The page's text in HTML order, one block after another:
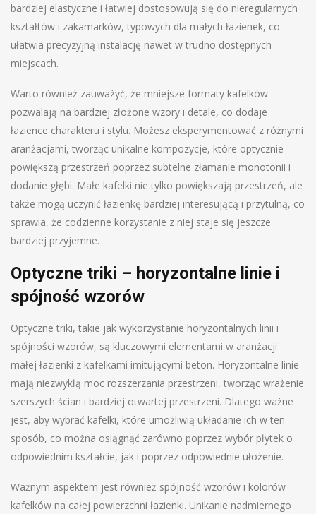
bardziej elastyczne i łatwiej dostosowują się do nieregularnych
kształtów i zakamarków, typowych dla małych łazienek, co
ułatwia precyzyjną instalację nawet w trudno dostępnych
miejscach.
Warto również zauważyć, że mniejsze formaty kafelków
pozwalają na bardziej złożone wzory i detale, co dodaje
łazience charakteru i stylu. Możesz eksperymentować z różnymi
aranżacjami, tworząc unikalne kompozycje, które optycznie
powiększą przestrzeń poprzez subtelne złamanie monotonii i
dodanie głębi. Małe kafelki nie tylko powiększają przestrzeń, ale
także mogą uczynić łazienkę bardziej interesującą i przytulną, co
sprawia, że codzienne korzystanie z niej staje się jeszcze
bardziej przyjemne.
Optyczne triki – horyzontalne linie i
spójność wzorów
Optyczne triki, takie jak wykorzystanie horyzontalnych linii i
spójności wzorów, są kluczowymi elementami w aranżacji
małej łazienki z kafelkami imitującymi beton. Horyzontalne linie
mają niezwykłą moc rozszerzania przestrzeni, tworząc wrażenie
szerszych ścian i bardziej otwartej przestrzeni. Dlatego ważne
jest, aby wybrać kafelki, które umożliwią układanie ich w ten
sposób, co można osiągnąć zarówno poprzez wybór płytek o
odpowiednim kształcie, jak i poprzez odpowiednie ułożenie.
Ważnym aspektem jest również spójność wzorów i kolorów
kafelków na całej powierzchni łazienki. Unikanie nadmiernego